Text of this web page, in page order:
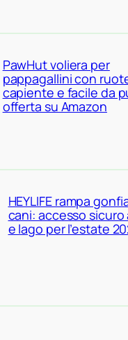
PawHut voliera per
pappagallini con
capiente e facile da
offerta su Amazon
HEYLIFE rampa
cani: accesso sicuro
e lago per l’estate